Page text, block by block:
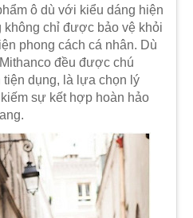
ô dù với kiểu dáng hiện
chỉ được bảo vệ khỏi
phong cách cá nhân. Dù
đều được chú
tiện dụng, là lựa chọn lý
sự kết hợp hoàn hảo